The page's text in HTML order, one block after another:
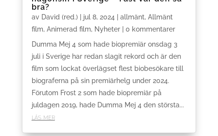
bra?
av David (red.)| jul 8, 2024| allmänt, Allmänt
film, Animerad film, Nyheter| 0 kommentarer
Dumma Mej 4 som hade biopremiär onsdag 3
juli i Sverige har redan slagit rekord och är den
film som lockat överlägset flest biobesökare till
biograferna på sin premiärhelg under 2024.
Förutom Frost 2 som hade biopremiär på
juldagen 2019, hade Dumma Mej 4 den största...
läs mer